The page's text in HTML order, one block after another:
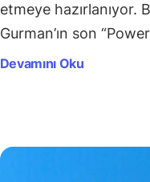
etmeye hazırlanıyor.
Gurman’ın son
Devamını Oku